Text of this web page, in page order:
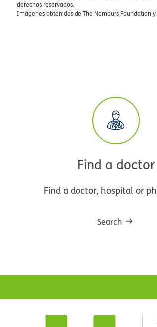
derechos reservados.
Imágenes obtenidas de The Nemours Foundation
Find a doctor
Find a doctor, hospital or
Search